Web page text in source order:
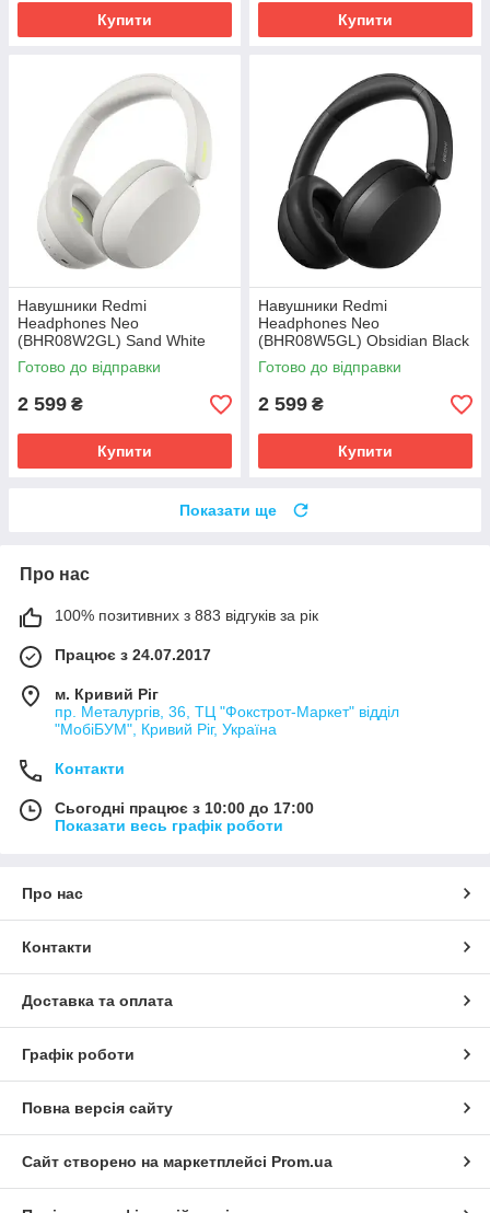
Купити Купити
Навушники Redmi
Headphones Neo
(BHR08W2GL) Sand White
Готово до відправки
2 599 ₴
Купити
Навушники Redmi
Headphones Neo
(BHR08W5GL) Obsidian Black
Готово до відправки
2 599 ₴
Купити
Показати ще
Про нас
100% позитивних з 883 відгуків за рік
Працює з 24.07.2017
м. Кривий Ріг
пр. Металургів, 36, ТЦ "Фокстрот-Маркет" відділ
"МобіБУМ", Кривий Ріг, Україна
Контакти
Сьогодні працює з 10:00 до 17:00
Показати весь графік роботи
Про нас
Контакти
Доставка та оплата
Графік роботи
Повна версія сайту
Сайт створено на маркетплейсі Prom.ua